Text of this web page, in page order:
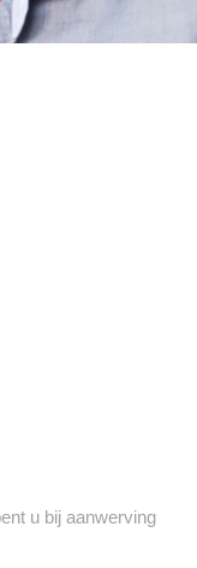
u bij aanwerving